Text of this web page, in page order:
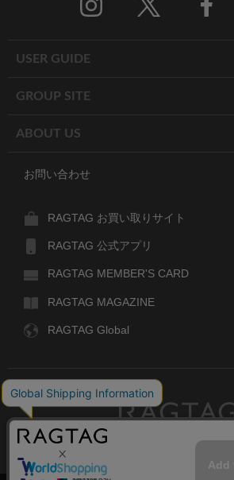
USER GUIDE
GROUP SITE
ABOUT US
お問い合わせ
RAGTAG お買い取りサイト
RAGTAG 公式アプリ
RAGTAG MEMBER'S CARD
RAGTAG MAGAZINE
RAGTAG Global
デザイナーズブランドのユーズド・セ